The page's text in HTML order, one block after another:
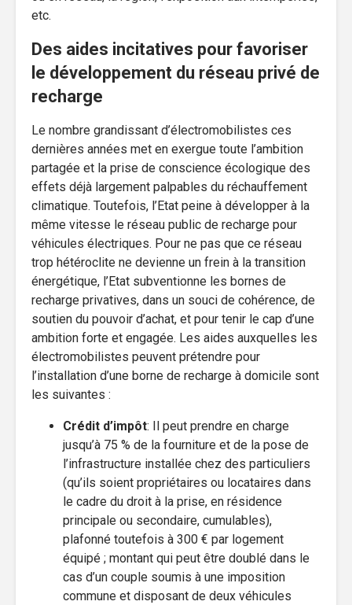
etc.
Des aides incitatives pour favoriser
le développement du réseau privé de
recharge
Le nombre grandissant d’électromobilistes ces
dernières années met en exergue toute l’ambition
partagée et la prise de conscience écologique des
effets déjà largement palpables du réchauffement
climatique. Toutefois, l’Etat peine à développer à la
même vitesse le réseau public de recharge pour
véhicules électriques. Pour ne pas que ce réseau
trop hétéroclite ne devienne un frein à la transition
énergétique, l’Etat subventionne les bornes de
recharge privatives, dans un souci de cohérence, de
soutien du pouvoir d’achat, et pour tenir le cap d’une
ambition forte et engagée. Les aides auxquelles les
électromobilistes peuvent prétendre pour
l’installation d’une borne de recharge à domicile sont
les suivantes :
Crédit d’impôt: Il peut prendre en charge
jusqu’à 75 % de la fourniture et de la pose de
l’infrastructure installée chez des particuliers
(qu’ils soient propriétaires ou locataires dans
le cadre du droit à la prise, en résidence
principale ou secondaire, cumulables),
plafonné toutefois à 300 € par logement
équipé ; montant qui peut être doublé dans le
cas d’un couple soumis à une imposition
commune et disposant de deux véhicules